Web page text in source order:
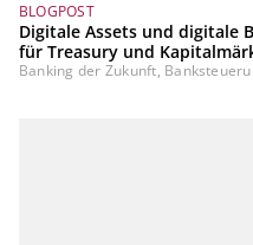
BLOGPOST
Digitale Assets und digitale
für Treasury und
Banking der Zukunft,